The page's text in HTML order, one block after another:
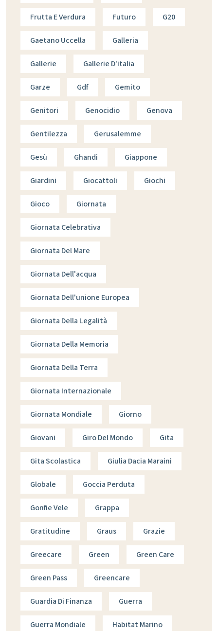
Frutta E Verdura Futuro G20
Gaetano Uccella Galleria
Gallerie Gallerie D'italia
Garze Gdf Gemito
Genitori Genocidio Genova
Gentilezza Gerusalemme
Gesù Ghandi Giappone
Giardini Giocattoli Giochi
Gioco Giornata
Giornata Celebrativa
Giornata Del Mare
Giornata Dell'acqua
Giornata Dell'unione Europea
Giornata Della Legalità
Giornata Della Memoria
Giornata Della Terra
Giornata Internazionale
Giornata Mondiale Giorno
Giovani Giro Del Mondo Gita
Gita Scolastica Giulia Dacia Maraini
Globale Goccia Perduta
Gonfie Vele Grappa
Gratitudine Graus Grazie
Greecare Green Green Care
Green Pass Greencare
Guardia Di Finanza Guerra
Guerra Mondiale Habitat Marino